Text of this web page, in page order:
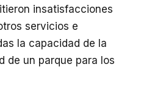
insatisfacciones
servicios e
la capacidad de la
de un parque para los